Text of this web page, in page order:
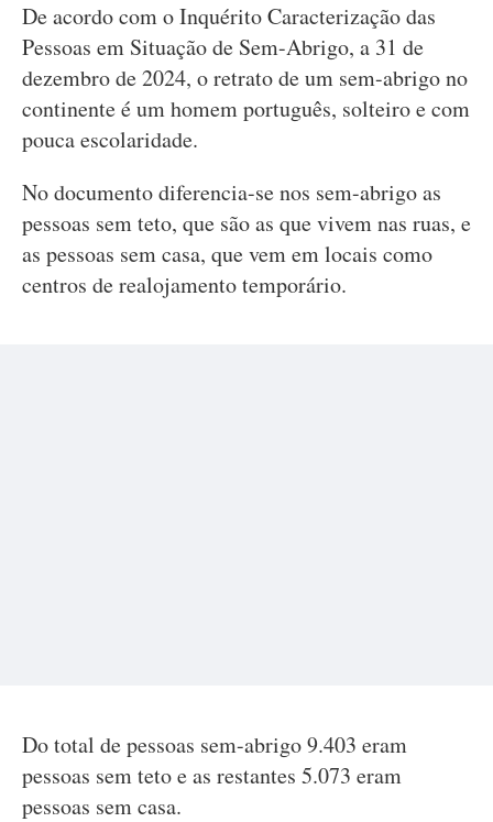
De acordo com o Inquérito Caracterização das
Pessoas em Situação de Sem-Abrigo, a 31 de
dezembro de 2024, o retrato de um sem-abrigo no
continente é um homem português, solteiro e com
pouca escolaridade.
No documento diferencia-se nos sem-abrigo as
pessoas sem teto, que são as que vivem nas ruas, e
as pessoas sem casa, que vem em locais como
centros de realojamento temporário.
Do total de pessoas sem-abrigo 9.403 eram
pessoas sem teto e as restantes 5.073 eram
pessoas sem casa.